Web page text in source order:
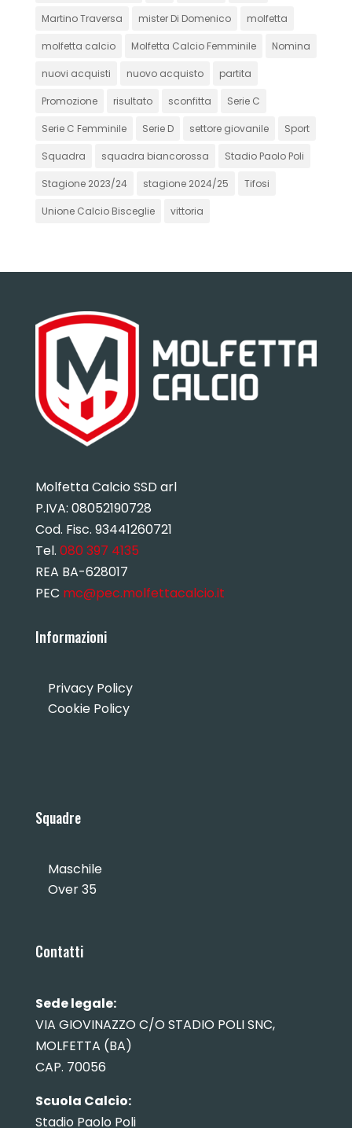
Martino Traversa mister Di Domenico molfetta
molfetta calcio Molfetta Calcio Femminile Nomina
nuovi acquisti nuovo acquisto partita
Promozione risultato sconfitta Serie C
Serie C Femminile Serie D settore giovanile Sport
Squadra squadra biancorossa Stadio Paolo Poli
Stagione 2023/24 stagione 2024/25 Tifosi
Unione Calcio Bisceglie vittoria
Molfetta Calcio SSD arl
P.IVA: 08052190728
Cod. Fisc. 93441260721
Tel. 080 397 4135
REA BA-628017
PEC mc@pec.molfettacalcio.it
Informazioni
Privacy Policy
Cookie Policy
Squadre
Maschile
Over 35
Contatti
Sede legale:
VIA GIOVINAZZO C/O STADIO POLI SNC,
MOLFETTA (BA)
CAP. 70056
Scuola Calcio:
Stadio Paolo Poli